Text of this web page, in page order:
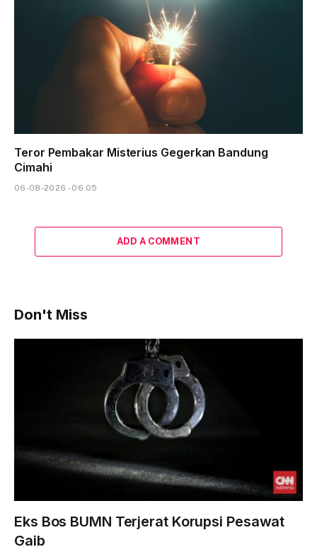
Teror Pembakar Misterius Gegerkan Bandung
Cimahi
06-08-2026 - 06.05
ADD A COMMENT
Don't Miss
Eks Bos BUMN Terjerat Korupsi Pesawat
Gaib